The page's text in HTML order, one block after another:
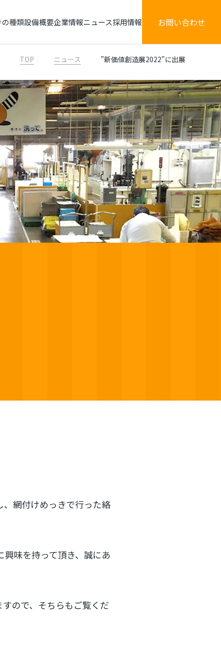
種類設備概要企業情報ニュース採用情報 お問い合わせ
TOP ニュース ”新価値創造展2022”に出展
網付けめっきで行った絡
味を持って頂き、誠にあ
ので、そちらもご覧くだ